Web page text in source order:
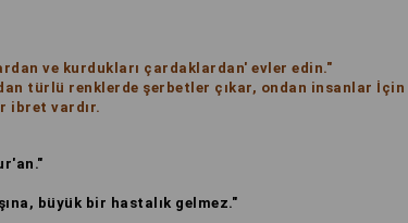
ve kurdukları çardaklardan' evler edin."
türlü renklerde şerbetler çıkar, ondan insanlar
ibret vardır.
büyük bir hastalık gelmez."